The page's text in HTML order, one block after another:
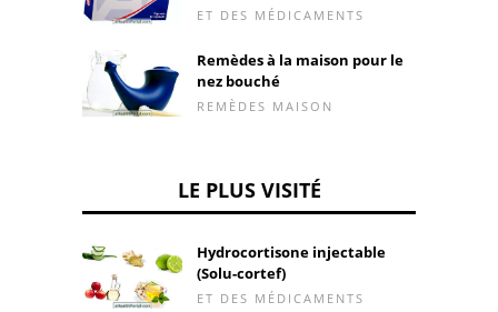
ET DES MÉDICAMENTS
Remèdes à la maison pour le
nez bouché
REMÈDES MAISON
LE PLUS VISITÉ
Hydrocortisone injectable
(Solu-cortef)
ET DES MÉDICAMENTS